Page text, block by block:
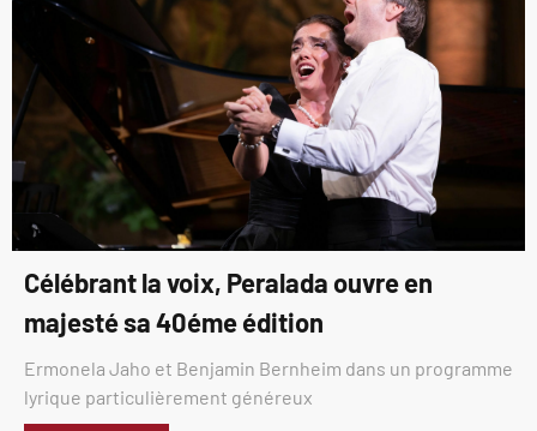
Célébrant la voix, Peralada ouvre en
majesté sa 40éme édition
Ermonela Jaho et Benjamin Bernheim dans un programme
lyrique particulièrement généreux